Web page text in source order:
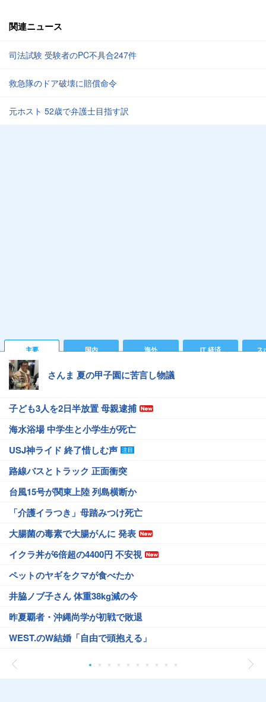
関連ニュース
司法試験 受験者のPC不具合247件
救急隊のドア破壊に賠償命令
元ホスト 52歳で弁護士目指す訳
主要 国内 海外 IT 経済 ス
さんま 夏の甲子園に苦言し物議
子ども3人を2日半放置 母親逮捕
海水浴場 中学生と小学生が死亡
USJ神ライド 終了惜しむ声
路線バスとトラック 正面衝突
台風15号が関東上陸 列島横断か
「介護イラつき」母踏みつけ死亡
大腸菌の毒素で大腸がんに 発表
イクラ丼が6倍超の4400円 不安視
ペットのヤギをクマが食べたか
井脇ノブ子さん 体重38kg減の今
昨夏覇者・沖縄尚学が初戦で敗退
WEST.のW結婚「自由で頭抱える」